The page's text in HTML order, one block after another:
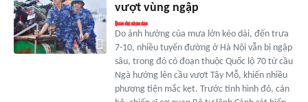
vượt vùng ngập
Do ảnh hưởng của mưa lớn kéo dài, đến trưa
7-10, nhiều tuyến đường ở Hà Nội vẫn bị ngập
sâu, trong đó có đoạn thuộc Quốc lộ 70 từ cầu
Ngà hướng lên cầu vượt Tây Mỗ, khiến nhiều
phương tiện mắc kẹt. Trước tình hình đó, cán